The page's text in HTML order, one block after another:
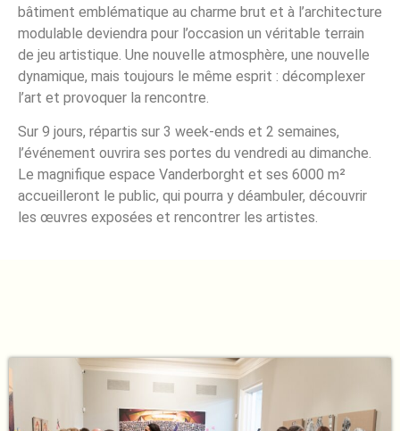
bâtiment emblématique au charme brut et à l’architecture
modulable deviendra pour l’occasion un véritable terrain
de jeu artistique. Une nouvelle atmosphère, une nouvelle
dynamique, mais toujours le même esprit : décomplexer
l’art et provoquer la rencontre.
Sur 9 jours, répartis sur 3 week-ends et 2 semaines,
l’événement ouvrira ses portes du vendredi au dimanche.
Le magnifique espace Vanderborght et ses 6000 m²
accueilleront le public, qui pourra y déambuler, découvrir
les œuvres exposées et rencontrer les artistes.